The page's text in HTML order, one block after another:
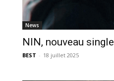
News
NIN, nouveau single
BEST - 18 juillet 2025